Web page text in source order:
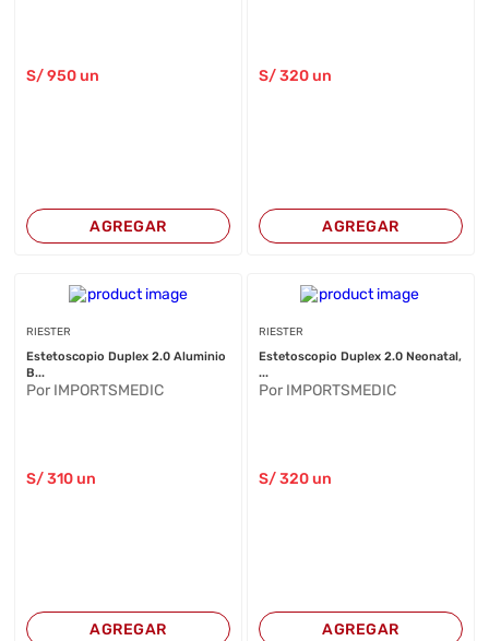
S/950 un
AGREGAR
S/320un
AGREGAR
RIESTER
Estetoscopio Duplex 2.0 Aluminio
B...
Por IMPORTSMEDIC
S/310 un
AGREGAR
RIESTER
Estetoscopio Duplex 2.0 Neonatal,
...
Por IMPORTSMEDIC
S/320un
AGREGAR